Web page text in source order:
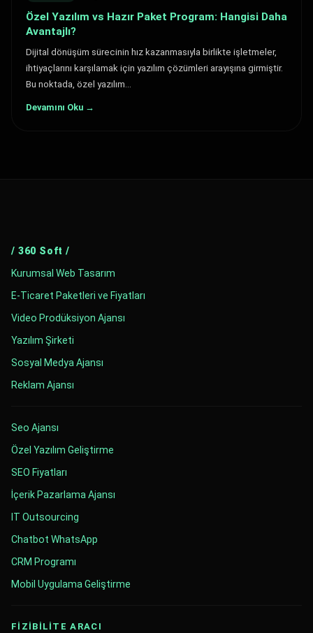
Özel Yazılım vs Hazır Paket Program: Hangisi Daha
Avantajlı?
Dijital dönüşüm sürecinin hız kazanmasıyla birlikte işletmeler,
ihtiyaçlarını karşılamak için yazılım çözümleri arayışına girmiştir.
Bu noktada, özel yazılım…
Devamını Oku →
/ 360 Soft /
Kurumsal Web Tasarım
E-Ticaret Paketleri ve Fiyatları
Video Prodüksiyon Ajansı
Yazılım Şirketi
Sosyal Medya Ajansı
Reklam Ajansı
Seo Ajansı
Özel Yazılım Geliştirme
SEO Fiyatları
İçerik Pazarlama Ajansı
IT Outsourcing
Chatbot WhatsApp
CRM Programı
Mobil Uygulama Geliştirme
FİZİBİLİTE ARACI